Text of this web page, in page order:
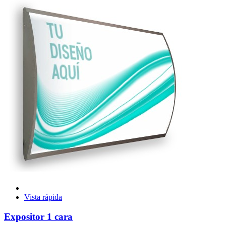
Vista rápida
Expositor 1 cara